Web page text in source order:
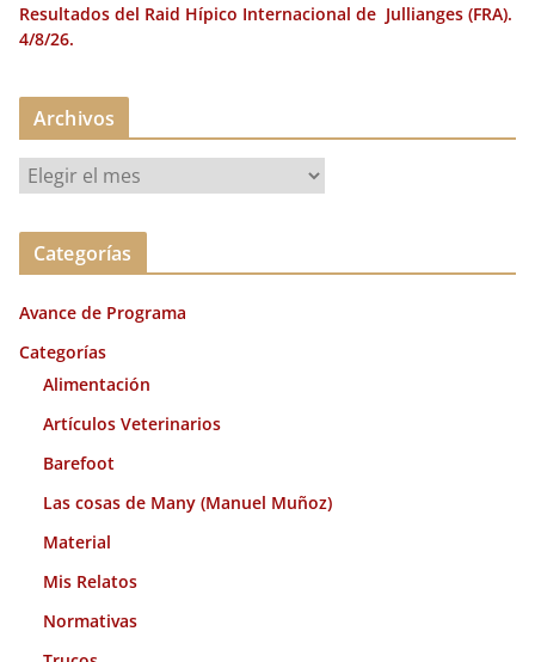
Resultados del Raid Hípico Internacional de Jullianges (FRA).
4/8/26.
Archivos
c
v
o
Categorías
Avance de Programa
Categorías
Alimentación
Artículos Veterinarios
Barefoot
Las cosas de Many (Manuel Muñoz)
Material
Mis Relatos
Normativas